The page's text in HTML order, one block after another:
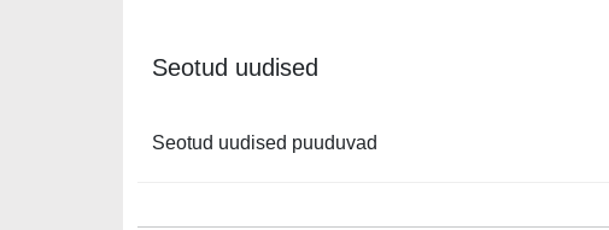
Seotud uudised
Seotud uudised puuduvad